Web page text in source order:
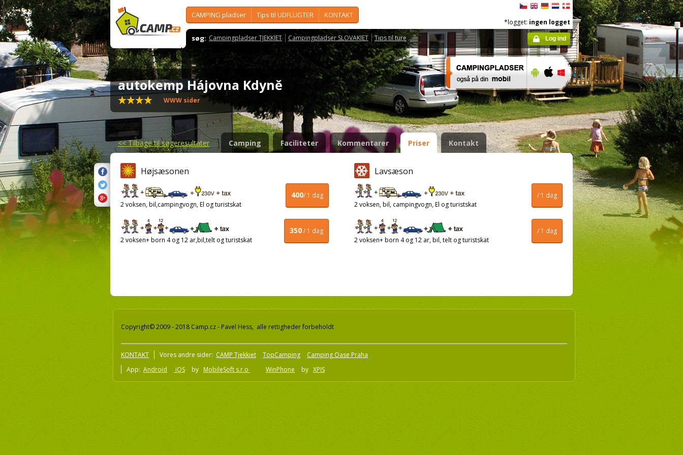
CAMPING pladser Tips til UDFLUGTER KONTAKT
søg: Campingpladser TJEKKIET Campingpladser SLOVAKIET Tips til ture
*logget: ingen logget
Log ind
autokemp Hájovna Kdyně
WWW sider
<<Tilbage til søgeresultater Camping Faciliteter Kommentarer Priser Kontakt
Højsæsonen
400/ 1 dag
2 voksen, bil,campingvogn, El og turistskat
350/ 1 dag
2 voksen+ born 4 og 12 ar,bil,telt og turistskat
Lavsæson
/ 1 dag
2 voksen, bil, campingvogn, El og turistskat
/ 1 dag
2 voksen+ born 4 og 12 ar, bil, telt og turistskat
Copyright© 2009 - 2018 Camp.cz - Pavel Hess, alle rettigheder forbeholdt
KONTAKT Vores andre sider: CAMP Tjekkiet TopCamping
Camping Oase Praha
App: Android iOS by MobileSoft s.r.o WinPhone by XPIS